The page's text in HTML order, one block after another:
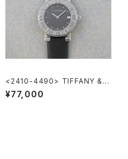
<2410-4490> TIFFANY & C
o. Atlas
¥77,000